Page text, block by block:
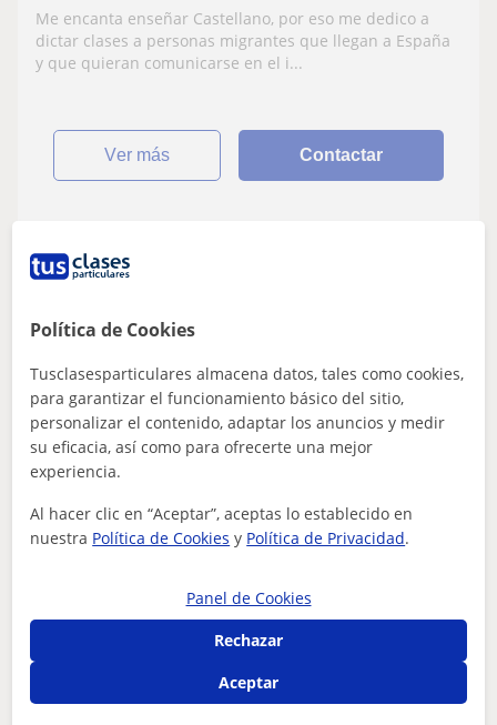
Me encanta enseñar Castellano, por eso me dedico a
dictar clases a personas migrantes que llegan a España
y que quieran comunicarse en el i...
ver más Contactar
Sueca
Español para extranjeros
Implicación y constancia Castellano para
extranjeros Sueca (Vlc)
Quiero dedicar tiempo a que alumnos, personas puedan
Política de Cookies
Tusclasesparticulares almacena datos, tales como cookies,
para garantizar el funcionamiento básico del sitio,
personalizar el contenido, adaptar los anuncios y medir
su eficacia, así como para ofrecerte una mejor
experiencia.
Al hacer clic en “Aceptar”, aceptas lo establecido en
nuestra Política de Cookies y Política de Privacidad.
Panel de Cookies
Rechazar
Aceptar